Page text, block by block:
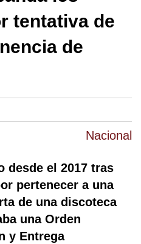
Nacional
tentativa de
de
desde el 2017 tras
pertenecer a una
de una discoteca
una Orden
y Entrega